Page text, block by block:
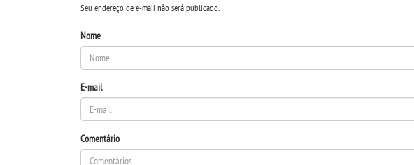
Seu endereço de e-mail não será publicado.
Nome
E-mail
Comentário